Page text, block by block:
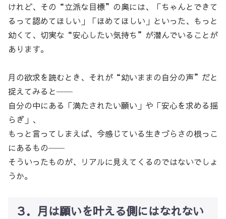
けれど、その“立派な目標”の奥には、「ちゃんとできて
るって認めてほしい」「ほめてほしい」といった、もっと
幼くて、切実な“安心したい気持ち”が潜んでいることが
あります。
月の欲求を読むとき、それが“幼いままの自分の声”だと
捉えてみると──
自分の中にある「満たされたい願い」や「安心を求める揺
らぎ」、
もっと言ってしまえば、今感じている生きづらさの根っこ
にあるもの──
そういったものが、リアルに見えてくるのではないでしょ
うか。
３．月は願いを叶える側にはなれない